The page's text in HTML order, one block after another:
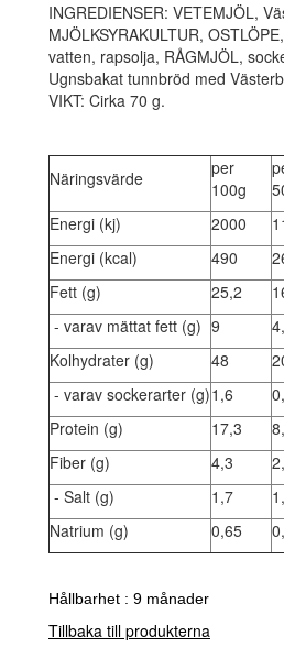
INGREDIENSER: VETEMJÖL,
MJÖLKSYRAKULTUR,
vatten, rapsolja, RÅGMJÖL,
Ugnsbakat tunnbröd med
VIKT: Cirka 70 g.
Näringsvärde
per
100g
Energi (kj)
2000
Energi (kcal)
490
Fett (g)
25,2
- varav mättat fett (g) 9
Kolhydrater (g)
48
- varav sockerarter (g)1,6
Protein (g)
17,3
Fiber (g)
4,3
- Salt (g)
1,7
Natrium (g)
0,65
Hållbarhet : 9 månader
Tillbaka till produkterna